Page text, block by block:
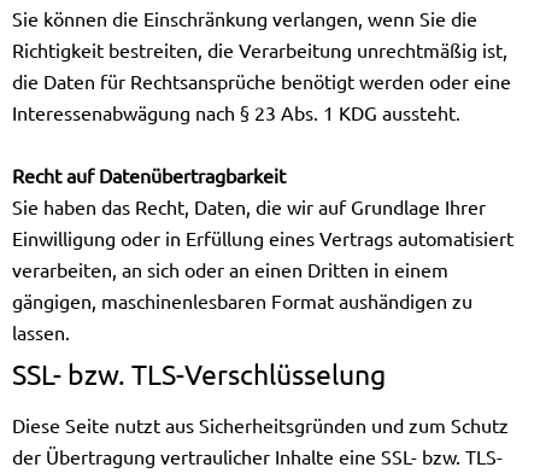
Sie können die Einschränkung verlangen, wenn Sie die
Richtigkeit bestreiten, die Verarbeitung unrechtmäßig ist,
die Daten für Rechtsansprüche benötigt werden oder eine
Interessenabwägung nach § 23 Abs. 1 KDG aussteht.
Recht auf Datenübertragbarkeit
Sie haben das Recht, Daten, die wir auf Grundlage Ihrer
Einwilligung oder in Erfüllung eines Vertrags automatisiert
verarbeiten, an sich oder an einen Dritten in einem
gängigen, maschinenlesbaren Format aushändigen zu
lassen.
SSL- bzw. TLS-Verschlüsselung
Diese Seite nutzt aus Sicherheitsgründen und zum Schutz
der Übertragung vertraulicher Inhalte eine SSL- bzw. TLS-